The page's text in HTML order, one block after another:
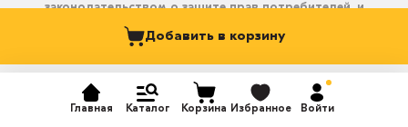
Главная Каталог Избранное Войти
Корзина
Добавить в корзину
законодательством о защите прав потребителей, и
получения ответа на них: info@avto-kraska.by и
+375333550203 (Viber, Telegram).